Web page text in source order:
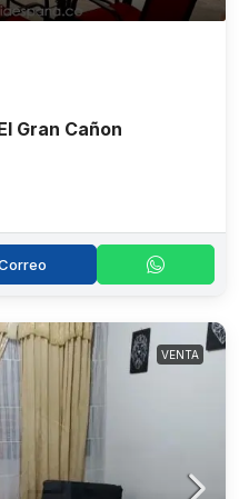
Gran Cañon
VENTA